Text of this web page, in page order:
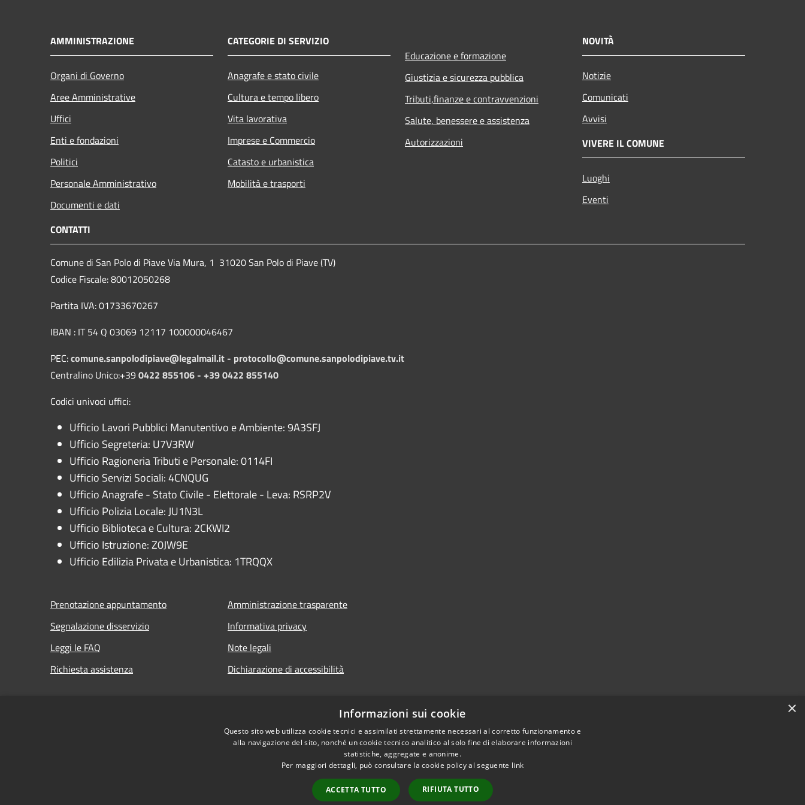
AMMINISTRAZIONE
Organi di Governo
Aree Amministrative
Uffici
Enti e fondazioni
Politici
Personale Amministrativo
Documenti e dati
CATEGORIE DI SERVIZIO
Anagrafe e stato civile
Cultura e tempo libero
Vita lavorativa
Imprese e Commercio
Catasto e urbanistica
Mobilità e trasporti
Educazione e formazione
Giustizia e sicurezza pubblica
Tributi,finanze e contravvenzioni
Salute, benessere e assistenza
Autorizzazioni
NOVITÀ
Notizie
Comunicati
Avvisi
VIVERE IL COMUNE
Luoghi
Eventi
CONTATTI
Comune di San Polo di Piave Via Mura, 1 31020 San Polo di Piave (TV)
Codice Fiscale: 80012050268
Partita IVA: 01733670267
IBAN : IT 54 Q 03069 12117 100000046467
PEC:comune.sanpolodipiave@legalmail.it - protocollo@comune.sanpolodipiave.tv.it
Centralino Unico:+39 0422 855106 - +39 0422 855140
Codici univoci uffici:
Ufficio Lavori Pubblici Manutentivo e Ambiente: 9A3SFJ
Ufficio Segreteria: U7V3RW
Ufficio Ragioneria Tributi e Personale: 0114FI
Ufficio Servizi Sociali: 4CNQUG
Ufficio Anagrafe - Stato Civile - Elettorale - Leva: RSRP2V
Ufficio Polizia Locale: JU1N3L
Ufficio Biblioteca e Cultura: 2CKWI2
Ufficio Istruzione: Z0JW9E
Ufficio Edilizia Privata e Urbanistica: 1TRQQX
Prenotazione appuntamento
Segnalazione disservizio
Leggi le FAQ
Richiesta assistenza
Amministrazione trasparente
Informativa privacy
Note legali
Dichiarazione di accessibilità
Mappa del sito
×
Informazioni sui cookie
Questo sito web utilizza cookie tecnici e assimilati strettamente necessari al corretto funzionamento e
alla navigazione del sito, nonché un cookie tecnico analitico al solo fine di elaborare informazioni
statistiche, aggregate e anonime.
Per maggiori dettagli, può consultare la cookie policy al seguente link
ACCETTA TUTTO RIFIUTA TUTTO